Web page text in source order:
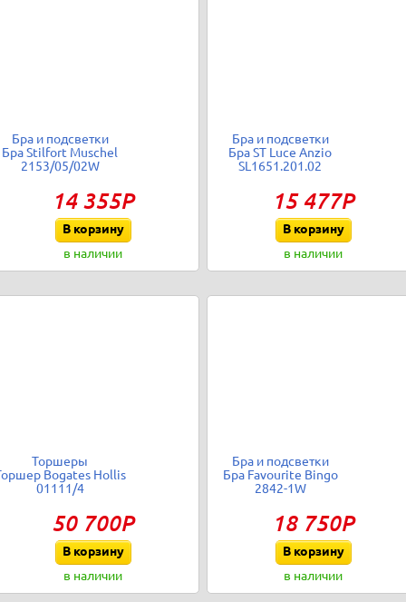
Бра и подсветки
Бра Stilfort Muschel
2153/05/02W
14 355Р
В корзину
в наличии
Бра и подсветки
Бра ST Luce Anzio
SL1651.201.02
15 477Р
В корзину
в наличии
Торшеры
Bogates Hollis
01111/4
50 700Р
В корзину
в наличии
Бра и подсветки
Бра Favourite Bingo
2842-1W
18 750Р
В корзину
в наличии